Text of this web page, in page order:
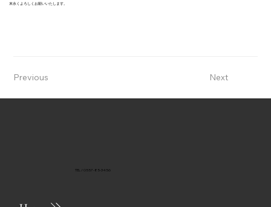
末永くよろしくお願いいたします。
Previous Next
TEL / 0557-85-3456